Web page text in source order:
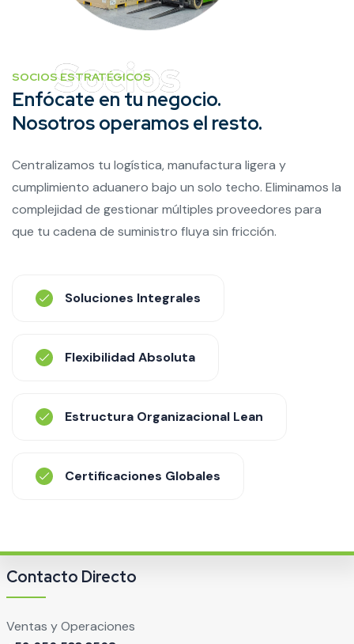
SOCIOS ESTRATÉGICOS
Enfócate en tu negocio.
Nosotros operamos el resto.
Centralizamos tu logística, manufactura ligera y
cumplimiento aduanero bajo un solo techo. Eliminamos la
complejidad de gestionar múltiples proveedores para
que tu cadena de suministro fluya sin fricción.
Soluciones Integrales
Flexibilidad Absoluta
Estructura Organizacional Lean
Certificaciones Globales
Contacto Directo
Ventas y Operaciones